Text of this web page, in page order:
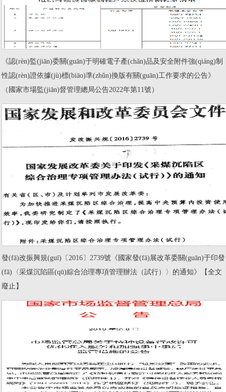
《認(rèn)監(jiān)委關(guān)于明確電子產(chǎn)品及安全附件強(qiáng)制
性認(rèn)證依據(jù)標(biāo)準(zhǔn)換版有關(guān)工作要求的公告》
（國家市場監(jiān)督管理總局公告2022年第11號）
發(fā)改振興規(guī)〔2016〕2739號《國家發(fā)展改革委關(guān)于印發
(fā)〈采煤沉陷區(qū)綜合治理專項管理辦法（試行）〉的通知》【全文
廢止】